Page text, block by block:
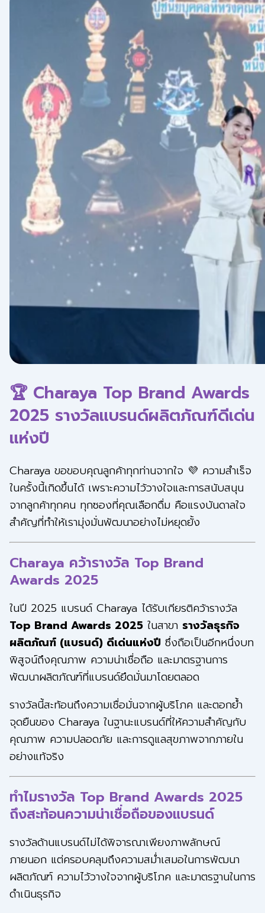
🏆 Charaya Top Brand Awards
2025 รางวัลแบรนด์ผลิตภัณฑ์ดีเด่น
แห่งปี
Charaya ขอขอบคุณลูกค้าทุกท่านจากใจ 💜 ความสำเร็จ
ในครั้งนี้เกิดขึ้นได้ เพราะความไว้วางใจและการสนับสนุน
จากลูกค้าทุกคน ทุกซองที่คุณเลือกดื่ม คือแรงบันดาลใจ
สำคัญที่ทำให้เรามุ่งมั่นพัฒนาอย่างไม่หยุดยั้ง
Charaya คว้ารางวัล Top Brand
Awards 2025
ในปี 2025 แบรนด์ Charaya ได้รับเกียรติคว้ารางวัล
Top Brand Awards 2025ในสาขา รางวัลธุรกิจ
ผลิตภัณฑ์ (แบรนด์) ดีเด่นแห่งปีซึ่งถือเป็นอีกหนึ่งบท
พิสูจน์ถึงคุณภาพ ความน่าเชื่อถือ และมาตรฐานการ
พัฒนาผลิตภัณฑ์ที่แบรนด์ยึดมั่นมาโดยตลอด
รางวัลนี้สะท้อนถึงความเชื่อมั่นจากผู้บริโภค และตอกย้ำ
จุดยืนของ Charaya ในฐานะแบรนด์ที่ให้ความสำคัญกับ
คุณภาพ ความปลอดภัย และการดูแลสุขภาพจากภายใน
อย่างแท้จริง
ทำไมรางวัล Top Brand Awards 2025
ถึงสะท้อนความน่าเชื่อถือของแบรนด์
รางวัลด้านแบรนด์ไม่ได้พิจารณาเพียงภาพลักษณ์
ภายนอก แต่ครอบคลุมถึงความสม่ำเสมอในการพัฒนา
ผลิตภัณฑ์ ความไว้วางใจจากผู้บริโภค และมาตรฐานในการ
ดำเนินธุรกิจ